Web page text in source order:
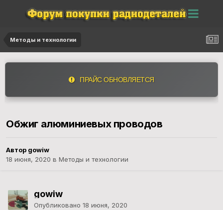
Методы и технологии
ПРАЙС ОБНОВЛЯЕТСЯ
Обжиг алюминиевых проводов
Автор gowiw
18 июня, 2020 в Методы и технологии
gowiw
Опубликовано 18 июня, 2020